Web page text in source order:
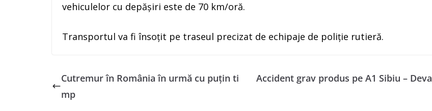
vehiculelor cu depășiri este de 70 km/oră.
Transportul va fi însoțit pe traseul precizat de echipaje de poliție rutieră.
Cutremur în România în urmă cu puțin ti
mp
Accident grav produs pe A1 Sibiu – Deva